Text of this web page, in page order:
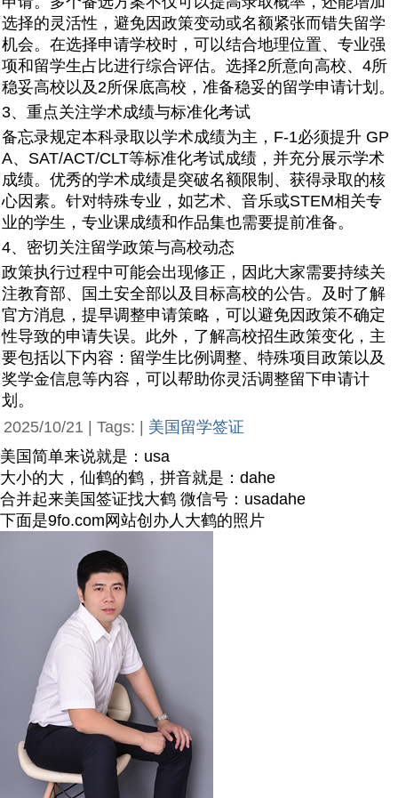
选择的灵活性，避免因政策变动或名额紧张而错失留学
机会。在选择申请学校时，可以结合地理位置、专业强
项和留学生占比进行综合评估。选择2所意向高校、4所
稳妥高校以及2所保底高校，准备稳妥的留学申请计划。
3、重点关注学术成绩与标准化考试
备忘录规定本科录取以学术成绩为主，F-1必须提升 GP
A、SAT/ACT/CLT等标准化考试成绩，并充分展示学术
成绩。优秀的学术成绩是突破名额限制、获得录取的核
心因素。针对特殊专业，如艺术、音乐或STEM相关专
业的学生，专业课成绩和作品集也需要提前准备。
4、密切关注留学政策与高校动态
政策执行过程中可能会出现修正，因此大家需要持续关
注教育部、国土安全部以及目标高校的公告。及时了解
官方消息，提早调整申请策略，可以避免因政策不确定
性导致的申请失误。此外，了解高校招生政策变化，主
要包括以下内容：留学生比例调整、特殊项目政策以及
奖学金信息等内容，可以帮助你灵活调整留下申请计
划。
2025/10/21 | Tags: | 美国留学签证
美国简单来说就是：usa
大小的大，仙鹤的鹤，拼音就是：dahe
合并起来美国签证找大鹤 微信号：usadahe
下面是9fo.com网站创办人大鹤的照片